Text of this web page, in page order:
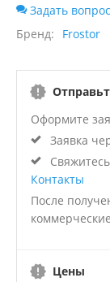
Задать вопрос
Бренд
Frostor
Оформите
Заявка
Контакты
После
Цены